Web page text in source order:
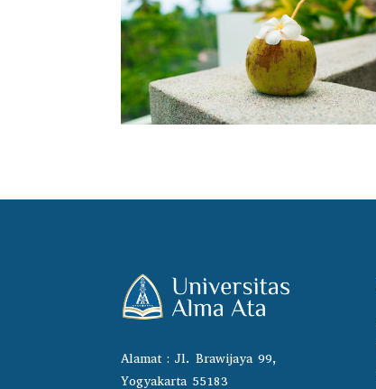
Alamat : Jl. Brawijaya 99,
Yogyakarta 55183